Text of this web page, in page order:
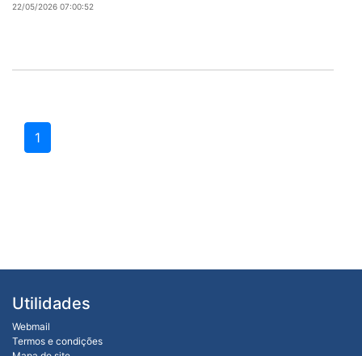
22/05/2026 07:00:52
1
Utilidades
Webmail
Termos e condições